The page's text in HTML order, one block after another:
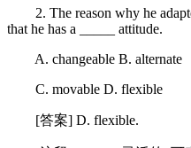
2. The reason why he
that he has a _____ attitude.
A. changeable B. alternate
C. movable D. flexible
[答案] D. flexible.